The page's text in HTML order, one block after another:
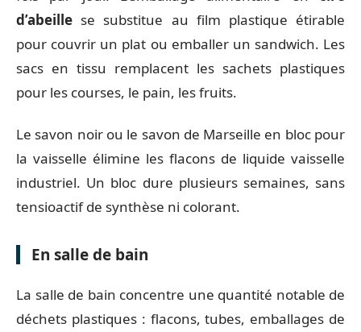
d’abeille se substitue au film plastique étirable
pour couvrir un plat ou emballer un sandwich. Les
sacs en tissu remplacent les sachets plastiques
pour les courses, le pain, les fruits.
Le savon noir ou le savon de Marseille en bloc pour
la vaisselle élimine les flacons de liquide vaisselle
industriel. Un bloc dure plusieurs semaines, sans
tensioactif de synthèse ni colorant.
En salle de bain
La salle de bain concentre une quantité notable de
déchets plastiques : flacons, tubes, emballages de